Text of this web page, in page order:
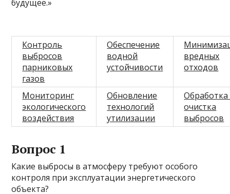
будущее.»
Контроль
выбросов
парниковых
газов
Обеспечение
водной
устойчивости
вредных
отходов
Мониторинг
экологического
воздействия
Обновление
технологий
утилизации
Обработка
очистка
выбросов
Вопрос 1
Какие выбросы в атмосферу требуют особого
контроля при эксплуатации энергетического
объекта?